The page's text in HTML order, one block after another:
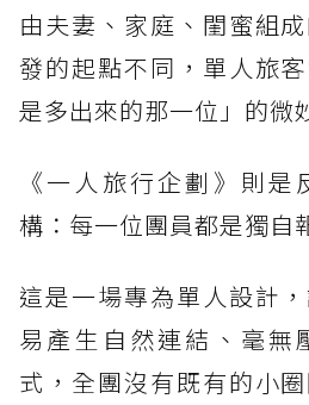
由夫妻、家庭、閨蜜組
發的起點不同，單人旅
是多出來的那一位」的微
《一人旅行企劃》則
構：每一位團員都是獨自
這是一場專為單人設計
易產生自然連結、毫無
式，全團沒有既有的小